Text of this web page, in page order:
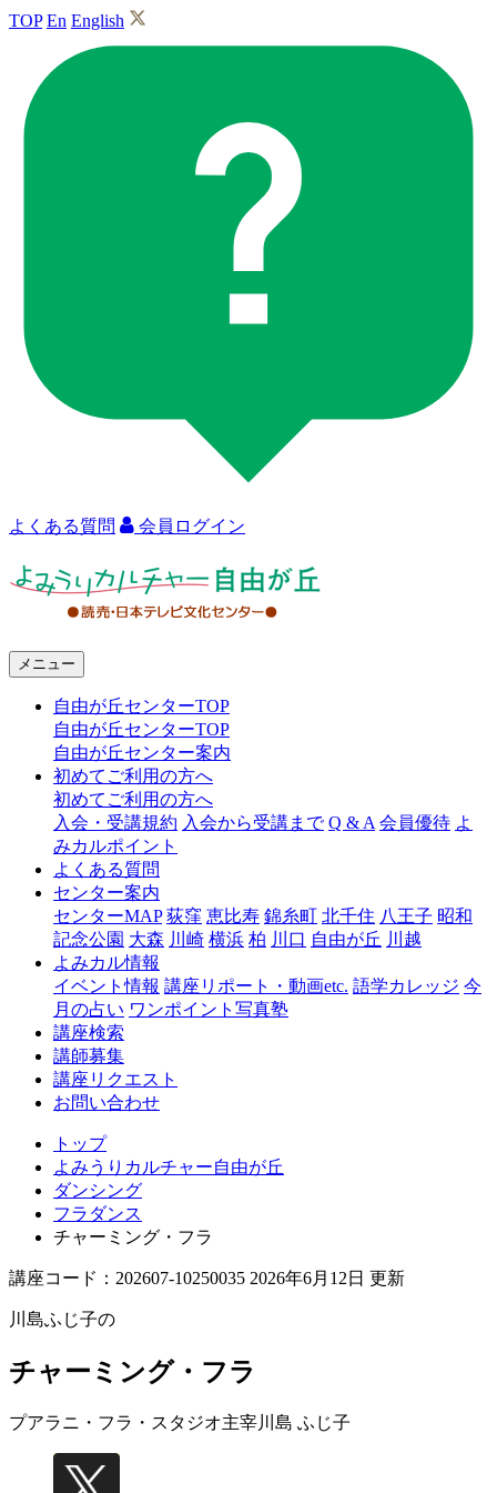
TOP En English
よくある質問 会員ログイン
ャ
由
丘
メニュー
自由が丘センターTOP
自由が丘センターTOP
自由が丘センター案内
初めてご利用の方へ
初めてご利用の方へ
入会・受講規約 入会から受講まで Q & A 会員優待 よ
みカルポイント
よくある質問
センター案内
センターMAP 荻窪 恵比寿 錦糸町 北千住 八王子 昭和
記念公園 大森 川崎 横浜 柏 川口 自由が丘 川越
よみカル情報
イベント情報 講座リポート・動画etc. 語学カレッジ 今
月の占い ワンポイント写真塾
講座検索
講師募集
講座リクエスト
お問い合わせ
トップ
よみうりカルチャー自由が丘
ダンシング
フラダンス
チャーミング・フラ
講座コード：202607-10250035 2026年6月12日 更新
川島ふじ子の
チャーミング・フラ
プアラニ・フラ・スタジオ主宰川島 ふじ子